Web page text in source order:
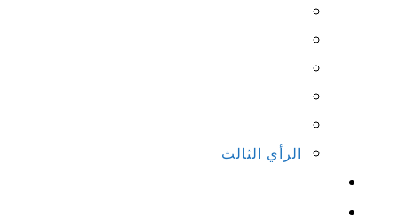
الرأي الثالث